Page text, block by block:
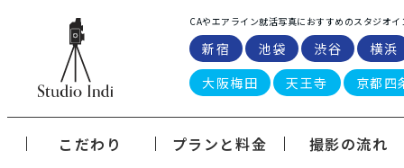
CAやエアライン就活写真におすすめのスタジオ
新宿 池袋 渋谷
横浜
大阪梅田
天王寺 京都四
こだわり プランと料金 撮影の流れ